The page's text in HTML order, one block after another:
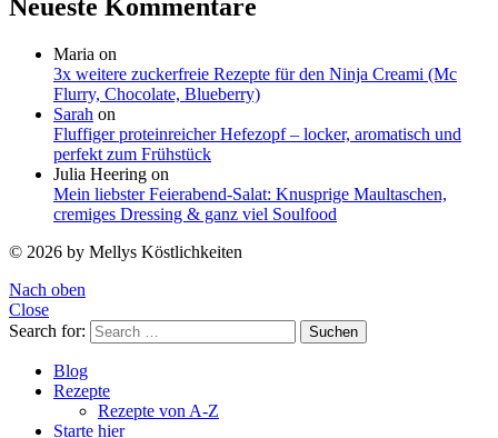
Neueste Kommentare
Maria on
3x weitere zuckerfreie Rezepte für den Ninja Creami (Mc
Flurry, Chocolate, Blueberry)
Sarah on
Fluffiger proteinreicher Hefezopf – locker, aromatisch und
perfekt zum Frühstück
Julia Heering on
Mein liebster Feierabend-Salat: Knusprige Maultaschen,
cremiges Dressing & ganz viel Soulfood
© 2026 by Mellys Köstlichkeiten
Nach oben
Close
Search for:
Suchen
Blog
Rezepte
Rezepte von A-Z
Starte hier